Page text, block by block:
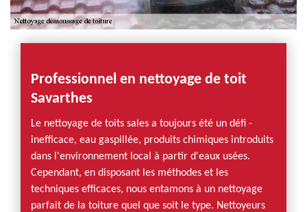
Professionnel en nettoyage de toit
Savarthes
Le nettoyage de toits sales a toujours été un défi -
inefficace, eau gaspillée, produits chimiques introduits
dans l'environnement local à partir d'eaux usées.
Cependant, en disposant les méthodes et les
techniques efficaces, nous entamons à un nettoyage
parfait de la toiture quel que soit le type. Nettoyeurs